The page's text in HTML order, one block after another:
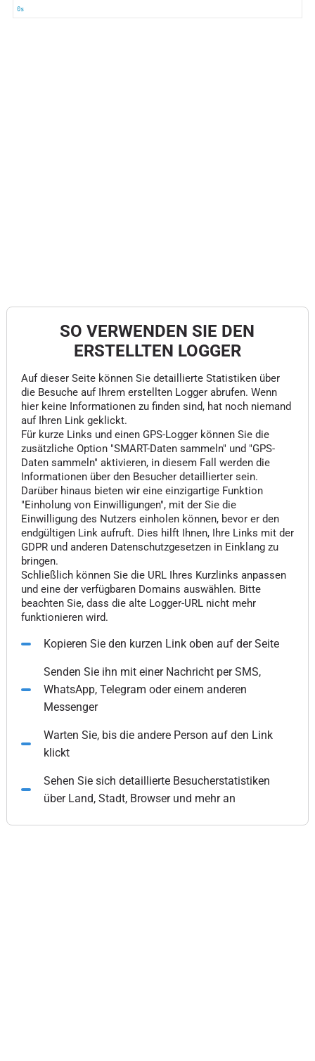
0s
SO VERWENDEN SIE DEN
ERSTELLTEN LOGGER
Auf dieser Seite können Sie detaillierte Statistiken über
die Besuche auf Ihrem erstellten Logger abrufen. Wenn
hier keine Informationen zu finden sind, hat noch niemand
auf Ihren Link geklickt.
Für kurze Links und einen GPS-Logger können Sie die
zusätzliche Option "SMART-Daten sammeln" und "GPS-
Daten sammeln" aktivieren, in diesem Fall werden die
Informationen über den Besucher detaillierter sein.
Darüber hinaus bieten wir eine einzigartige Funktion
"Einholung von Einwilligungen", mit der Sie die
Einwilligung des Nutzers einholen können, bevor er den
endgültigen Link aufruft. Dies hilft Ihnen, Ihre Links mit der
GDPR und anderen Datenschutzgesetzen in Einklang zu
bringen.
Schließlich können Sie die URL Ihres Kurzlinks anpassen
und eine der verfügbaren Domains auswählen. Bitte
beachten Sie, dass die alte Logger-URL nicht mehr
funktionieren wird.
Kopieren Sie den kurzen Link oben auf der Seite
Senden Sie ihn mit einer Nachricht per SMS,
WhatsApp, Telegram oder einem anderen
Messenger
Warten Sie, bis die andere Person auf den Link
klickt
Sehen Sie sich detaillierte Besucherstatistiken
über Land, Stadt, Browser und mehr an